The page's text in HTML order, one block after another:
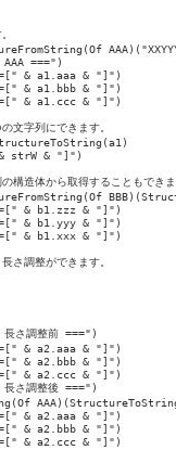
===")
& a1.aaa & "]")
& a1.bbb & "]")
& a1.ccc & "]")
文字列にできます。
strW & "]")
構造体から取得することもでき
& b1.zzz & "]")
& b1.yyy & "]")
& b1.xxx & "]")
さ調整ができます。
さ調整前 ===")
& a2.aaa & "]")
& a2.bbb & "]")
& a2.ccc & "]")
さ調整後 ===")
& a2.aaa & "]")
& a2.bbb & "]")
& a2.ccc & "]")